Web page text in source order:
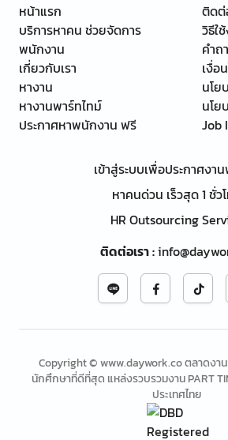
หน้าแรก
บริการหาคน ช่วยจัดการ
พนักงาน
เกี่ยวกับเรา
หางาน
หางานพาร์ทไทม์
ประกาศหาพนักงาน ฟรี
ติดต่
วิธีใ
คำ
เงื่อ
นโย
นโย
Job
เข้าสู่ระบบเพื่อประกาศงา
หาคนด่วน เร็วสุด 1 ชั่ว
HR Outsourcing
ติดต่อเรา:
Copyright © www.daywork.co ตลาดงาน
นักศึกษาที่ดีที่สุด แหล่งรวบรวมงาน PART
ประเทศไทย